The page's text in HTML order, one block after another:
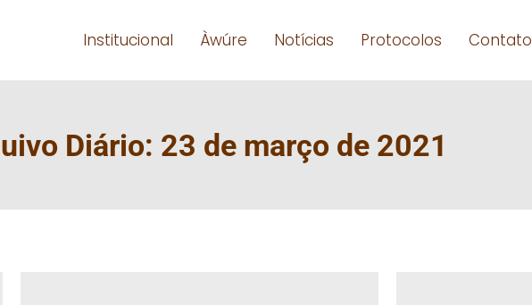
Institucional Àwúre Notícias Protocolos Contato
Diário: 23 de março de 2021